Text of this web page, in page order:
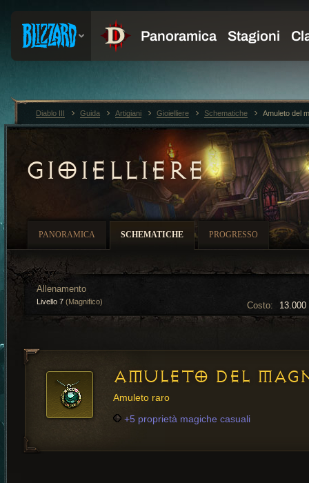
GIOIELLIERE
PANORAMICA SCHEMATICHE PROGRESSO
Costo: 13.000
Allenamento
Livello 7 (Magnifico)
AMULETO DEL
Amuleto raro
+5 proprietà magiche casuali
Diablo III Guida Artigiani Gioielliere Schematiche Amuleto del